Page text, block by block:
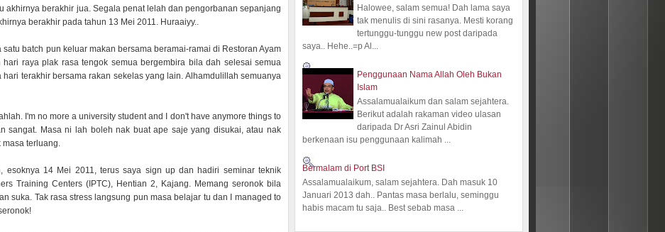
akhirnya berakhir jua. Segala penat lelah dan pengorbanan sepanjang
berakhir pada tahun 13 Mei 2011. Huraaiyy..
batch pun keluar makan bersama beramai-ramai di Restoran Ayam
hari raya plak rasa tengok semua bergembira bila dah selesai semua
terakhir bersama rakan sekelas yang lain. Alhamdulillah semuanya
I'm no more a university student and I don't have anymore things to
sangat. Masa ni lah boleh nak buat ape saje yang disukai, atau nak
masa terluang.
esoknya 14 Mei 2011, terus saya sign up dan hadiri seminar teknik
Training Centers (IPTC), Hentian 2, Kajang. Memang seronok bila
suka. Tak rasa stress langsung pun masa belajar tu dan I managed to
Halowee, salam semua! Dah lama saya
tak menulis di sini rasanya. Mesti korang
tertunggu-tunggu new post daripada
saya.. Hehe..=p Al...
Penggunaan Nama Allah Oleh Bukan
Islam
Assalamualaikum dan salam sejahtera.
Berikut adalah rakaman video ulasan
daripada Dr Asri Zainul Abidin
berkenaan isu penggunaan kalimah ...
Bermalam di Port BSI
Assalamualaikum, salam sejahtera. Dah masuk 10
Januari 2013 dah.. Pantas masa berlalu, seminggu
habis macam tu saja.. Best sebab masa ...